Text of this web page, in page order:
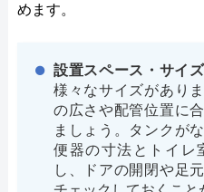
めます。
設置スペース・サイズ
様々なサイズがあり
の広さや配管位置に
ましょう。タンクが
便器の寸法とトイレ
し、ドアの開閉や足